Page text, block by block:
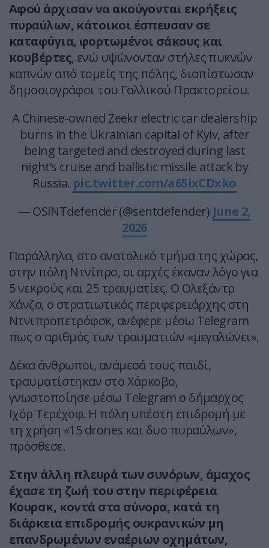
Αφού άρχισαν να ακούγονται εκρήξεις
πυραύλων, κάτοικοι έσπευσαν σε
καταφύγια, φορτωμένοι σάκους και
κουβέρτες, ενώ υψώνονταν στήλες πυκνών
καπνών από τομείς της πόλης, διαπίστωσαν
δημοσιογράφοι του Γαλλικού Πρακτορείου.
A Chinese-owned Zeekr electric car dealership
burns in the Ukrainian capital of Kyiv, after
being targeted and destroyed during last
night’s cruise and ballistic missile attack by
Russia. pic.twitter.com/a65ixCDxko
— OSINTdefender (@sentdefender) June 2,
2026
Παράλληλα, στο ανατολικό τμήμα της χώρας,
στην πόλη Ντνίπρο, οι αρχές έκαναν λόγο για
5 νεκρούς και 25 τραυματίες. Ο Ολεξάντρ
Χάνζα, ο στρατιωτικός περιφερειάρχης στη
Ντνιπροπετρόφσκ, ανέφερε μέσω Telegram
πως ο αριθμός των τραυματιών «μεγαλώνει»,
Δέκα άνθρωποι, ανάμεσά τους παιδί,
τραυματίστηκαν στο Χάρκοβο,
γνωστοποίησε μέσω Telegram ο δήμαρχος
Ιχόρ Τερέχοφ. Η πόλη υπέστη επιδρομή με
τη χρήση «15 drones και δυο πυραύλων»,
πρόσθεσε.
Στην άλλη πλευρά των συνόρων, άμαχος
έχασε τη ζωή του στην περιφέρεια
Κουρσκ, κοντά στα σύνορα, κατά τη
διάρκεια επιδρομής ουκρανικών μη
επανδρωμένων εναέριων οχημάτων,